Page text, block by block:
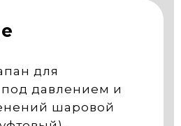
для
давлением и
шаровой